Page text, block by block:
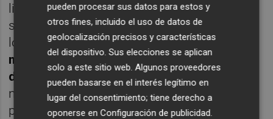
liquidación sacó a licitación el contrato del
servicio de vigilancia y protección de sus
locales el pasado abril por unpresupuesto
máximo de 818.500 euros, pero en junio lo
declaró desierto
al no haberse presentado
ninguna oferta o proposición dentro de los
plazos señalados.
pueden procesar sus datos para estos y
otros fines, incluido el uso de datos de
geolocalización precisos y características
del dispositivo. Sus elecciones se aplican
solo a este sitio web. Algunos proveedores
pueden basarse en el interés legítimo en
lugar del consentimiento; tiene derecho a
oponerse enConfiguración de publicidad